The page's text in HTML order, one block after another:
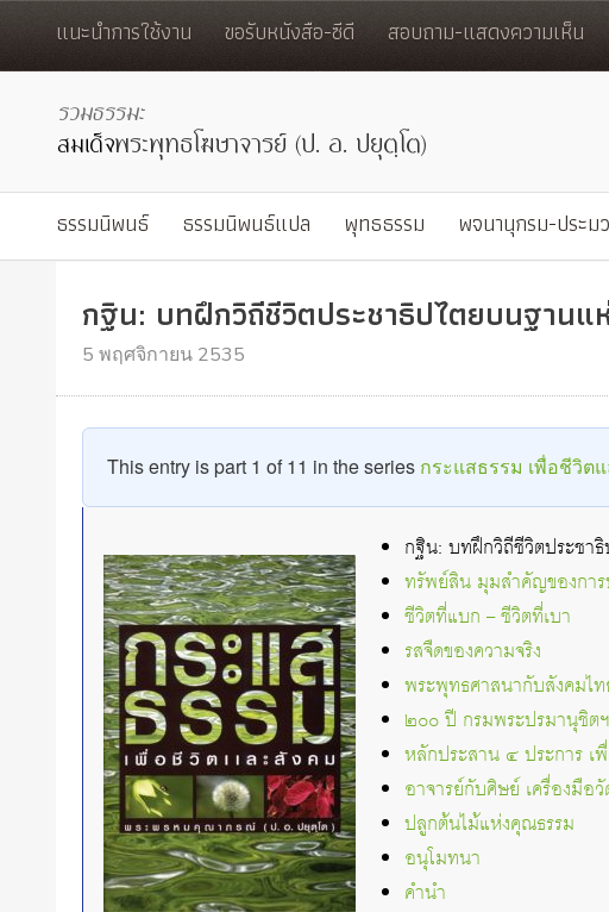
แนะนำการใช้งาน ขอรับหนังสือ-ซีดี สอบถาม-แสดงความเห็น
ธรรมนิพนธ์ ธรรมนิพนธ์แปล พุทธธรรม พจนานุกรม-ประ
กฐิน: บทฝึกวิถีชีวิตประชาธิปไตยบนฐานแ
5 พฤศจิกายน 2535
This entry is part 1 of 11 in the series กระแสธรรม เพื่อชีวิต
กฐิน: บทฝึกวิถีชีวิตประชา
ทรัพย์สิน มุมสำคัญของกา
ชีวิตที่แบก – ชีวิตที่เบา
รสจืดของความจริง
พระพุทธศาสนากับสังคมไ
๒๐๐ ปี กรมพระปรมานุชิต
หลักประสาน ๔ ประการ เ
อาจารย์กับศิษย์ เครื่องมื
ปลูกต้นไม้แห่งคุณธรรม
อนุโมทนา
คำนำ